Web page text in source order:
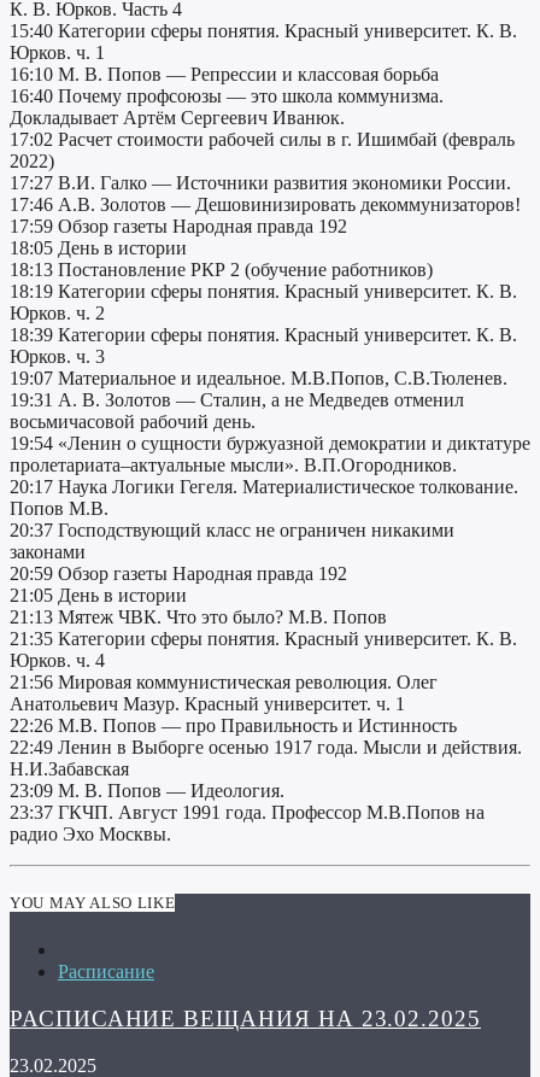
К. В. Юрков. Часть 4
15:40 Категории сферы понятия. Красный университет. К. В.
Юрков. ч. 1
16:10 М. В. Попов — Репрессии и классовая борьба
16:40 Почему профсоюзы — это школа коммунизма.
Докладывает Артём Сергеевич Иванюк.
17:02 Расчет стоимости рабочей силы в г. Ишимбай (февраль
2022)
17:27 В.И. Галко — Источники развития экономики России.
17:46 А.В. Золотов — Дешовинизировать декоммунизаторов!
17:59 Обзор газеты Народная правда 192
18:05 День в истории
18:13 Постановление РКР 2 (обучение работников)
18:19 Категории сферы понятия. Красный университет. К. В.
Юрков. ч. 2
18:39 Категории сферы понятия. Красный университет. К. В.
Юрков. ч. 3
19:07 Материальное и идеальное. М.В.Попов, С.В.Тюленев.
19:31 А. В. Золотов — Сталин, а не Медведев отменил
восьмичасовой рабочий день.
19:54 «Ленин о сущности буржуазной демократии и диктатуре
пролетариата–актуальные мысли». В.П.Огородников.
20:17 Наука Логики Гегеля. Материалистическое толкование.
Попов М.В.
20:37 Господствующий класс не ограничен никакими
законами
20:59 Обзор газеты Народная правда 192
21:05 День в истории
21:13 Мятеж ЧВК. Что это было? М.В. Попов
21:35 Категории сферы понятия. Красный университет. К. В.
Юрков. ч. 4
21:56 Мировая коммунистическая революция. Олег
Анатольевич Мазур. Красный университет. ч. 1
22:26 М.В. Попов — про Правильность и Истинность
22:49 Ленин в Выборге осенью 1917 года. Мысли и действия.
Н.И.Забавская
23:09 М. В. Попов — Идеология.
23:37 ГКЧП. Август 1991 года. Профессор М.В.Попов на
радио Эхо Москвы.
YOU MAY ALSO LIKE
Расписание
РАСПИСАНИЕ ВЕЩАНИЯ НА 23.02.2025
23.02.2025